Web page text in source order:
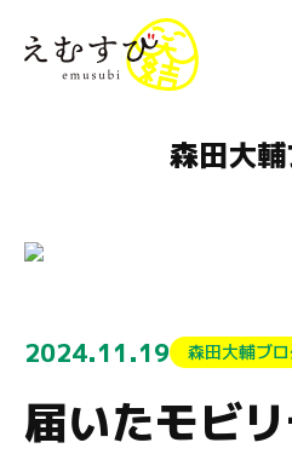
森田大
2024.11.19 森田大輔ブ
届いたモビリ